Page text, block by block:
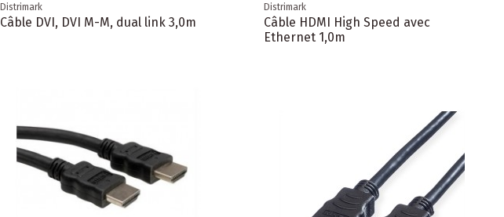
Distrimark
Câble DVI, DVI M-M, dual link 3,0m
Distrimark
Câble HDMI High Speed avec
Ethernet 1,0m